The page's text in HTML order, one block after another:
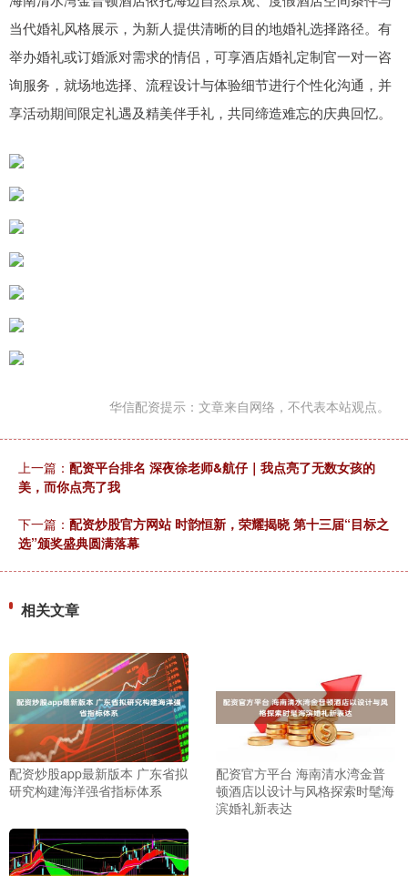
当代婚礼风格展示，为新人提供清晰的目的地婚礼选择路径。有
举办婚礼或订婚派对需求的情侣，可享酒店婚礼定制官一对一咨
询服务，就场地选择、流程设计与体验细节进行个性化沟通，并
享活动期间限定礼遇及精美伴手礼，共同缔造难忘的庆典回忆。
华信配资提示：文章来自网络，不代表本站观点。
上一篇： 配资平台排名 深夜徐老师&航仔｜我点亮了无数女孩的
美，而你点亮了我
下一篇： 配资炒股官方网站 时韵恒新，荣耀揭晓 第十三届“目标之
选”颁奖盛典圆满落幕
相关文章
配资炒股app最新版本 广东省拟
研究构建海洋强省指标体系
配资官方平台 海南清水湾金普
顿酒店以设计与风格探索时髦海
滨婚礼新表达